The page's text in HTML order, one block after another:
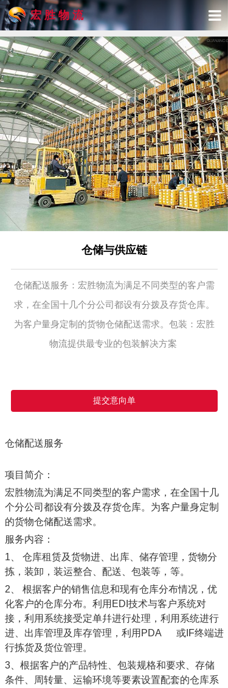
宏 胜 物 流
首
关
产
精
物
新
联
仓储与供应链
仓储配送服务：宏胜物流为满足不同类型的客户需
求，在全国十几个分公司都设有分拨及存货仓库。
为客户量身定制的货物仓储配送需求。包装：宏胜
物流提供最专业的包装解决方案
提交意向单
仓储配送服务
项目简介：
宏胜物流为满足不同类型的客户需求，在全国十几
个分公司都设有分拨及存货仓库。为客户量身定制
的货物仓储配送需求。
服务内容：
1、 仓库租赁及货物进、出库、储存管理，货物分
拣，装卸，装运整合、配送、包装等，等。
2、 根据客户的销售信息和现有仓库分布情况，优
化客户的仓库分布。利用EDI技术与客户系统对
接，利用系统接受定单幷进行处理，利用系统进行
进、出库管理及库存管理，利用PDA 或IF终端进
行拣货及货位管理。
3、根据客户的产品特性、包装规格和要求、存储
条件、周转量、运输环境等要素设置配套的仓库系